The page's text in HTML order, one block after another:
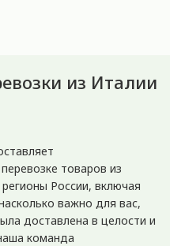
из Италии
товаров из
России, включая
важно для вас,
доставлена в целости и
команда